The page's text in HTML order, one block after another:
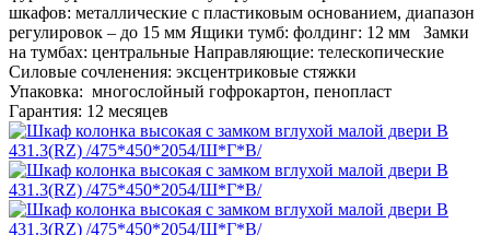
шкафов: металлические с пластиковым основанием, диапазон
регулировок – до 15 мм Ящики тумб: фолдинг: 12 мм Замки
на тумбах: центральные Направляющие: телескопические
Силовые сочленения: эксцентриковые стяжки
Упаковка: многослойный гофрокартон, пенопласт
Гарантия: 12 месяцев